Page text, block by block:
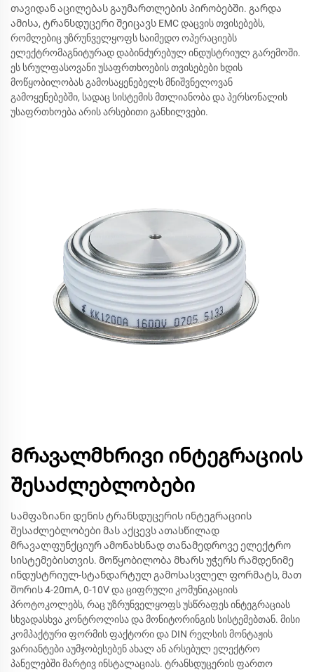
თავიდან აცილებას გაუმართლების პირობებში. გარდა
ამისა, ტრანსდუცერი შეიცავს EMC დაცვის თვისებებს,
რომლებიც უზრუნველყოფს საიმედო ოპერაციებს
ელექტრომაგნიტურად დაბინძურებულ ინდუსტრიულ გარემოში.
ეს სრულფასოვანი უსაფრთხოების თვისებები ხდის
მოწყობილობას გამოსაყენებელს მნიშვნელოვან
გამოყენებებში, სადაც სისტემის მთლიანობა და პერსონალის
უსაფრთხოება არის არსებითი განხილვები.
Მრავალმხრივი ინტეგრაციის
შესაძლებლობები
Სამფაზიანი დენის ტრანსდუცერის ინტეგრაციის
შესაძლებლობები მას აქცევს ათასწილად
მრავალფუნქციურ ამონახსნად თანამედროვე ელექტრო
სისტემებისთვის. მოწყობილობა მხარს უჭერს რამდენიმე
ინდუსტრიულ-სტანდარტულ გამოსასვლელ ფორმატს, მათ
შორის 4-20mA, 0-10V და ციფრული კომუნიკაციის
პროტოკოლებს, რაც უზრუნველყოფს უსწრაფეს ინტეგრაციას
სხვადასხვა კონტროლისა და მონიტორინგის სისტემებთან. მისი
კომპაქტური ფორმის ფაქტორი და DIN რელსის მონტაჟის
ვარიანტები აუმჯობესებენ ახალ ან არსებულ ელექტრო
პანელებში მარტივ ინსტალაციას. ტრანსდუცერის ფართო